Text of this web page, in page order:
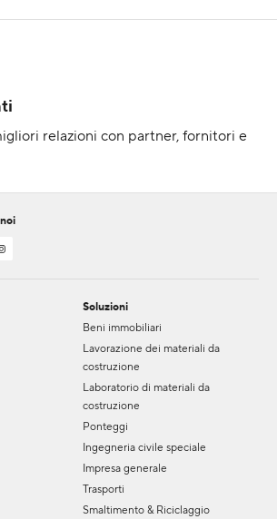
relazioni con partner, fornitori e
Soluzioni
Beni immobiliari
Lavorazione dei materiali da
costruzione
Laboratorio di materiali da
costruzione
Ponteggi
Ingegneria civile speciale
Impresa generale
Trasporti
Smaltimento & Riciclaggio